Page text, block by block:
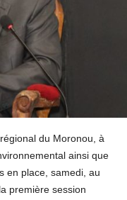
du Moronou, à
ainsi que
en place, samedi, au
première session